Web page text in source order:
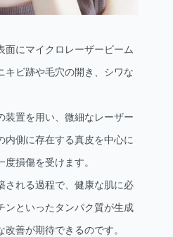
にマイクロレーザービーム
キビ跡や毛穴の開き、シワな
装置を用い、微細なレーザー
側に存在する真皮を中心に
損傷を受けます。
される過程で、健康な肌に必
ンといったタンパク質が生成
善が期待できるのです。